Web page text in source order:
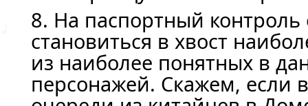
8. На паспортный контроль
становиться в хвост
из наиболее понятных в
персонажей. Скажем, если